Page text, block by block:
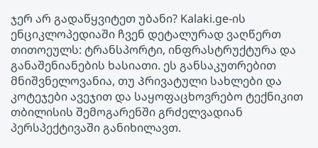
ჯერ არ გადაწყვიტეთ უბანი? Kalaki.ge-ის
ენციკლოპედიაში ჩვენ დეტალურად ვაღწერთ
თითოეულს: ტრანსპორტი, ინფრასტრუქტურა და
განაშენიანების ხასიათი. ეს განსაკუთრებით
მნიშვნელოვანია, თუ Პრივატული სახლები და
კოტეჯები ავეჯით და საყოფაცხოვრებო ტექნიკით
თბილისის შემოგარენში გრძელვადიან
პერსპექტივაში განიხილავთ.